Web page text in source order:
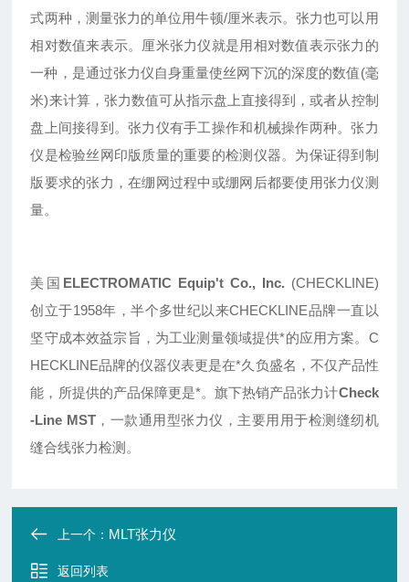
式两种，测量张力的单位用牛顿/厘米表示。张力也可以用
相对数值来表示。厘米张力仪就是用相对数值表示张力的
一种，是通过张力仪自身重量使丝网下沉的深度的数值(毫
米)来计算，张力数值可从指示盘上直接得到，或者从控制
盘上间接得到。张力仪有手工操作和机械操作两种。张力
仪是检验丝网印版质量的重要的检测仪器。为保证得到制
版要求的张力，在绷网过程中或绷网后都要使用张力仪测
量。
美国 ELECTROMATIC Equip't Co., Inc. (CHECKLINE)
创立于1958年，半个多世纪以来CHECKLINE品牌一直以
坚守成本效益宗旨，为工业测量领域提供*的应用方案。C
HECKLINE品牌的仪器仪表更是在*久负盛名，不仅产品性
能，所提供的产品保障更是*。旗下热销产品张力计Check
-Line MST，一款通用型张力仪，主要用用于检测缝纫机
缝合线张力检测。
上一个： MLT张力仪
返回列表